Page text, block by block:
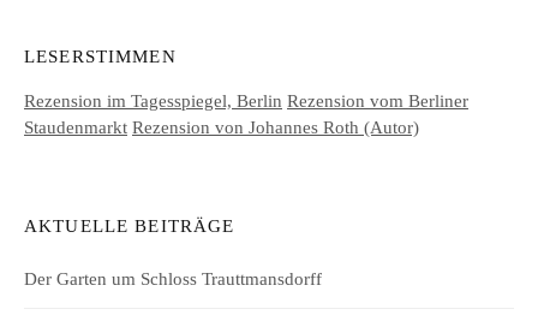
LESERSTIMMEN
Rezension im Tagesspiegel, Berlin Rezension vom Berliner
Staudenmarkt Rezension von Johannes Roth (Autor)
AKTUELLE BEITRÄGE
Der Garten um Schloss Trauttmansdorff